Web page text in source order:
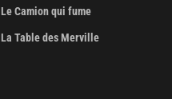
Le Camion qui fume
La Table des Merville